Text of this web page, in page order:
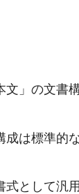
文」の文書
成は標準的
式として汎